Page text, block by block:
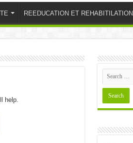
REEDUCATION ET REHABITILATION
help.